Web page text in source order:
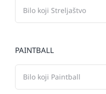
PAINTBALL